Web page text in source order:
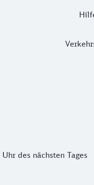
des nächsten Tages